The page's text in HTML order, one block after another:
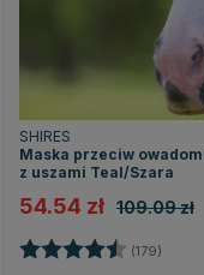
SHIRES
Maska przeciw
z uszami Teal/Szara
54.54 zł 109.09 zł
Ocena: (179)